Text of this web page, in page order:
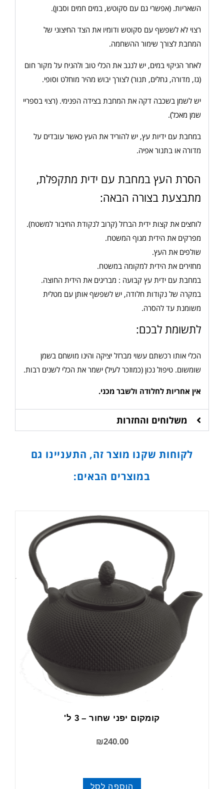
השאריות. (אפשרי גם עם סקוטש, במים חמים וסבון).
רצוי לא לשפשף עם סקוטש ודומיו את הצד החיצוני של
המחבת לצורך שימור ההשחמה.
לאחר הניקוי במים, יש לנגב את הכלי טוב ולהניח על מקור חום
(גז, מדורה, גחלים, תנור) לצורך יבוש מהיר מוחלט וסופי.
יש לשמן בשכבה דקה את המחבת בצידה הפנימי. (רצוי בספריי
שמן מאכל).
במחבת עם ידיות עץ, יש להוריד את העץ כאשר עובדים על
מדורה או בתנור אפיה.
הסרת העץ במחבת עם ידית מתקפלת,
מתבצעת בצורה הבאה:
לוחצים את קצות ידית הברזל (קרוב לנקודת החיבור למשטח).
מפרקים את הידית מגוף המשטח.
שולפים את העץ.
מחזירים את הידית למקומה במשטח.
במחבת עם ידית עץ קבועה : מבריגים את הידית החוצה.
במקרה של נקודות חלודה, יש לשפשף אותן עם מטלית
משומנת עד להסרה.
לתשומת לבכם:
הכלי אותו רכשתם עשוי מברזל יציקה והינו מושחם בשמן
שומשום. טיפול נכון (כמוזכר לעיל) ישמר את הכלי לשנים רבות.
אין אחריות לחלודה ולשבר מכני.
משלוחים והחזרות
לקוחות שקנו מוצר זה, התעניינו גם
במוצרים הבאים:
קומקום יפני שחור – 3 ל'
₪240.00
הוספה לסל